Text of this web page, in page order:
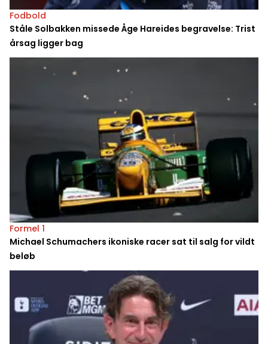
Fodbold
Ståle Solbakken missede Åge Hareides begravelse: Trist
årsag ligger bag
Formel 1
Michael Schumachers ikoniske racer sat til salg for vildt
beløb